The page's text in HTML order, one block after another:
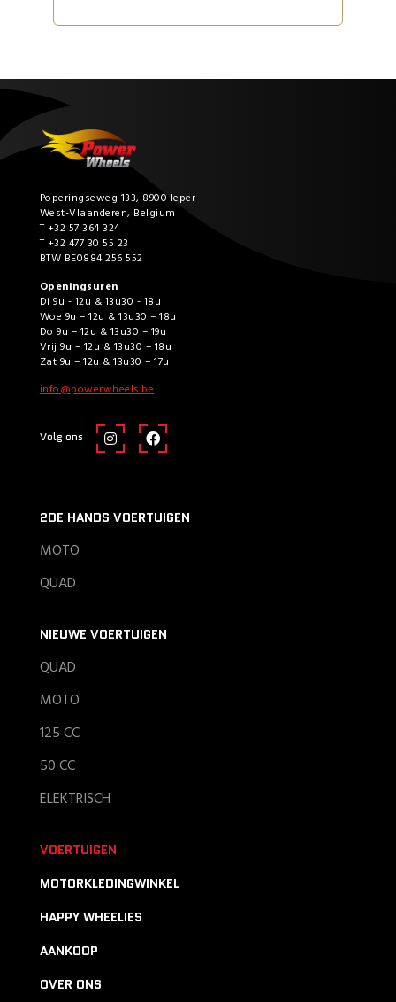
Poperingseweg 133, 8900 Ieper
West-Vlaanderen, Belgium
T +32 57 364 324
T +32 477 30 55 23
BTW BE0884 256 552
Openingsuren
Di 9u - 12u & 13u30 - 18u
Woe 9u – 12u & 13u30 – 18u
Do 9u – 12u & 13u30 – 19u
Vrij 9u – 12u & 13u30 – 18u
Zat 9u – 12u & 13u30 – 17u
info@powerwheels.be
Volg ons
2DE HANDS VOERTUIGEN
MOTO
QUAD
NIEUWE VOERTUIGEN
QUAD
MOTO
125 CC
50 CC
ELEKTRISCH
VOERTUIGEN
MOTORKLEDINGWINKEL
HAPPY WHEELIES
AANKOOP
OVER ONS